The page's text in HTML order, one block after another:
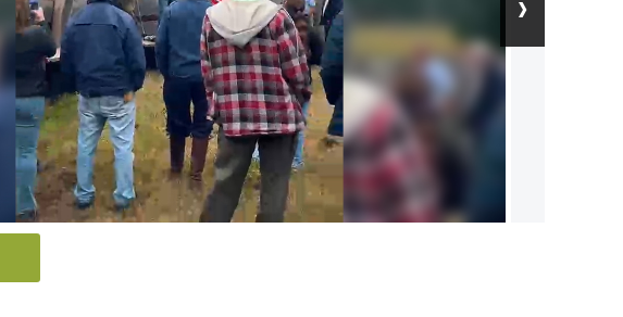
en el trabajo.